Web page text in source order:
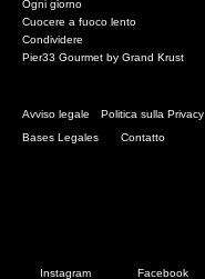
Ogni giorno
Cuocere a fuoco lento
Condividere
Pier33 Gourmet by Grand Krust
Avviso legale Politica sulla Privacy
Bases Legales
Contatto
Instagram Facebook